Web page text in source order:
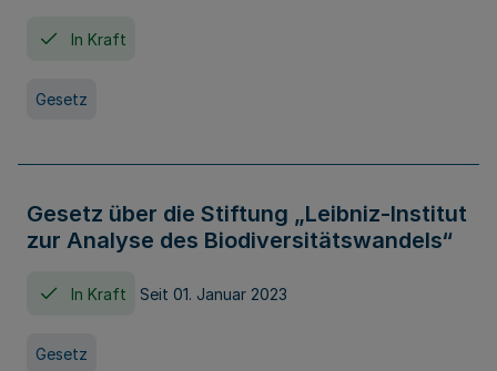
In Kraft
Gesetz
Gesetz über die Stiftung „Leibniz-Institut
zur Analyse des Biodiversitätswandels“
In Kraft Seit 01. Januar 2023
Gesetz